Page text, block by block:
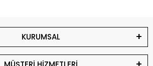
KURUMSAL